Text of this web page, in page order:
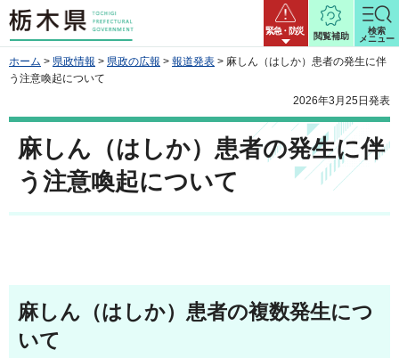
栃木県 緊急・防災
閲覧補助
検索
メニュー
ホーム > 県政情報 > 県政の広報 > 報道発表 > 麻しん（はしか）患者の発生に伴
う注意喚起について
2026年3月25日発表
麻しん（はしか）患者の発生に伴
う注意喚起について
麻しん（はしか）患者の複数発生につ
いて